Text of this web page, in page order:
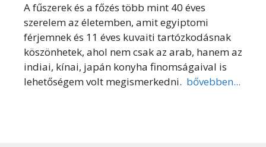
A fűszerek és a főzés több mint 40 éves
szerelem az életemben, amit egyiptomi
férjemnek és 11 éves kuvaiti tartózkodásnak
köszönhetek, ahol nem csak az arab, hanem az
indiai, kínai, japán konyha finomságaival is
lehetőségem volt megismerkedni. bővebben...